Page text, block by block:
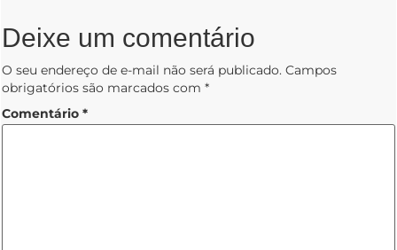
Deixe um comentário
O seu endereço de e-mail não será publicado. Campos
obrigatórios são marcados com *
Comentário *